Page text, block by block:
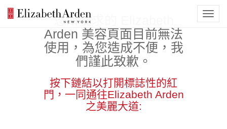
您所要求的 Elizabeth
Arden 美容頁面目前無法
使用，為您造成不便，我
們謹此致歉。
按下鏈結以打開標誌性的紅
門，一同通往Elizabeth Arden
之美麗大道: